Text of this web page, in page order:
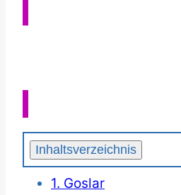
Inhaltsverzeichnis
1. Goslar